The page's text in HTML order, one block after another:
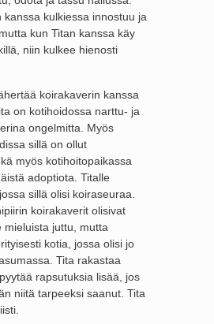
kanssa kulkiessa innostuu ja
kun Titan kanssa käy
niin kulkee hienosti
koirakaverin kanssa
on kotihoidossa narttu- ja
ongelmitta. Myös
sillä on ollut
myös kotihoitopaikassa
adoptiota. Titalle
sillä olisi koiraseuraa.
koirakaverit olisivat
mieluista juttu, mutta
kotia, jossa olisi jo
Tita rakastaa
rapsutuksia lisää, jos
niitä tarpeeksi saanut. Tita